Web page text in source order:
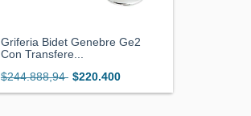
Griferia Bidet Genebre Ge2
Con Transfere...
$244.888,94 $220.400